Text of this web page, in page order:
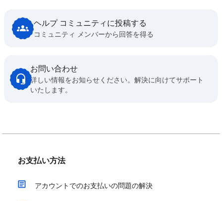
ヘルプ コミュニティに投稿する
コミュニティ メンバーから回答を得る
お問い合わせ
詳しい情報をお知らせください。解決に向けてサポート
いたします。
お支払い方法
アカウントでのお支払いの問題の解決